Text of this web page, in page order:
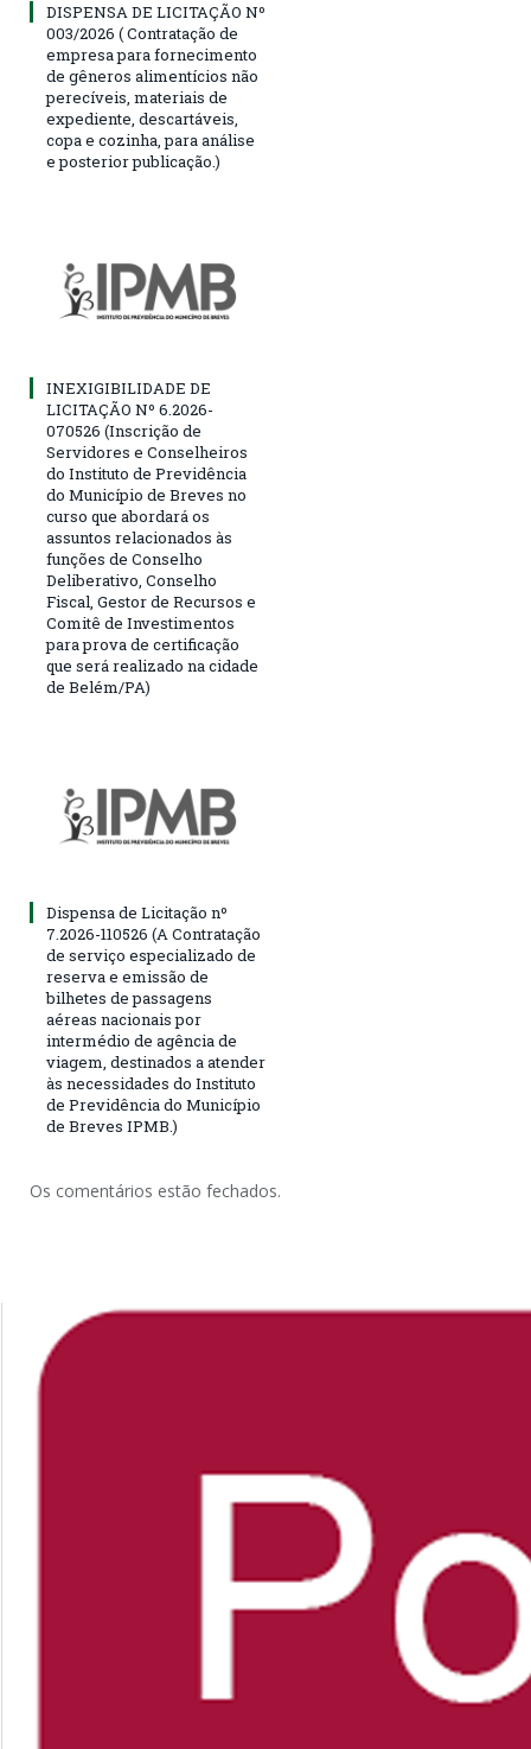
DISPENSA DE LICITAÇÃO Nº
003/2026 ( Contratação de
empresa para fornecimento
de gêneros alimentícios não
perecíveis, materiais de
expediente, descartáveis,
copa e cozinha, para análise
e posterior publicação.)
INEXIGIBILIDADE DE
LICITAÇÃO Nº 6.2026-
070526 (Inscrição de
Servidores e Conselheiros
do Instituto de Previdência
do Município de Breves no
curso que abordará os
assuntos relacionados às
funções de Conselho
Deliberativo, Conselho
Fiscal, Gestor de Recursos e
Comitê de Investimentos
para prova de certificação
que será realizado na cidade
de Belém/PA)
Dispensa de Licitação nº
7.2026-110526 (A Contratação
de serviço especializado de
reserva e emissão de
bilhetes de passagens
aéreas nacionais por
intermédio de agência de
viagem, destinados a atender
às necessidades do Instituto
de Previdência do Município
de Breves IPMB.)
Os comentários estão fechados.